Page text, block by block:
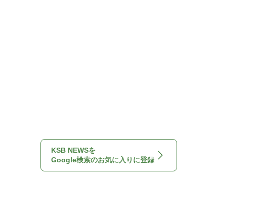
KSB NEWSを
Google検索のお気に入りに登録